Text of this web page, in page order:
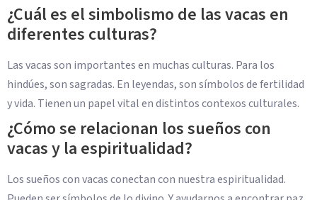
¿Cuál es el simbolismo de las vacas en
diferentes culturas?
Las vacas son importantes en muchas culturas. Para los
hindúes, son sagradas. En leyendas, son símbolos de fertilidad
y vida. Tienen un papel vital en distintos contexos culturales.
¿Cómo se relacionan los sueños con
vacas y la espiritualidad?
Los sueños con vacas conectan con nuestra espiritualidad.